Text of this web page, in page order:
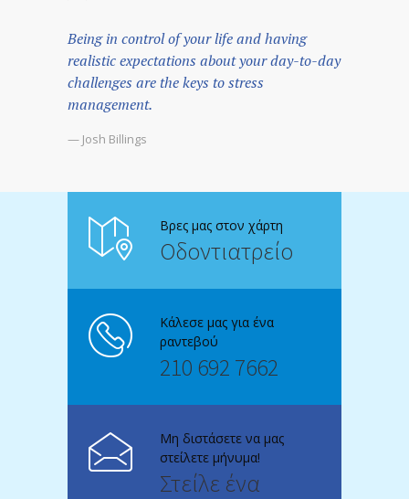
Being in control of your life and having
realistic expectations about your day-to-day
challenges are the keys to stress
management.
— Josh Billings
Βρες μας στον χάρτη
Οδοντιατρείο
Κάλεσε μας για ένα
ραντεβού
210 692 7662
Μη διστάσετε να μας
στείλετε μήνυμα!
Στείλε ένα